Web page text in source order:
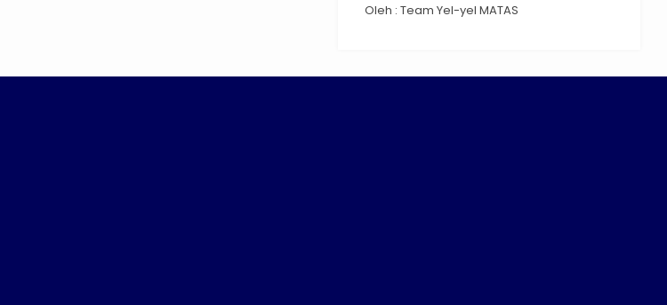
Oleh : Team Yel-yel MATAS